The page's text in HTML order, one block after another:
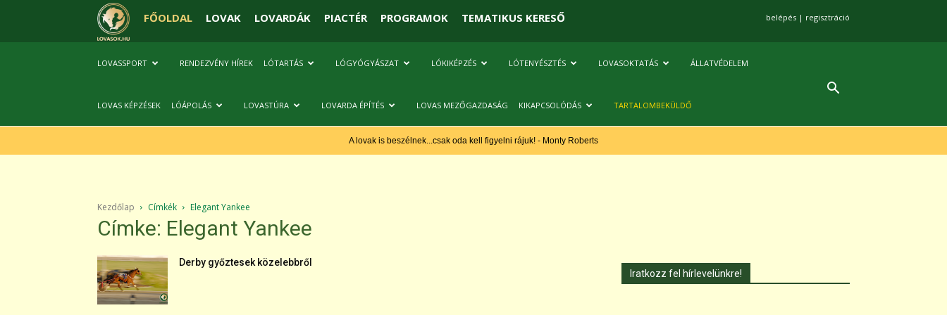
FŐOLDAL LOVAK LOVARDÁK PIACTÉR PROGRAMOK TEMATIKUS KERESŐ belépés | regisztráció
LOVASSPORT RENDEZVÉNY HÍREK LÓTARTÁS LÓGYÓGYÁSZAT LÓKIKÉPZÉS LÓTENYÉSZTÉS LOVASOKTATÁS ÁLLATVÉDELEM
LOVAS KÉPZÉSEK LÓÁPOLÁS LOVASTÚRA LOVARDA ÉPÍTÉS LOVAS MEZŐGAZDASÁG KIKAPCSOLÓDÁS TARTALOMBEKÜLDŐ
A lovak is beszélnek...csak oda kell figyelni rájuk! - Monty Roberts
Kezdőlap Címkék Elegant Yankee
Címke: Elegant Yankee
Derby győztesek közelebbről
Iratkozz fel hírlevelünkre!